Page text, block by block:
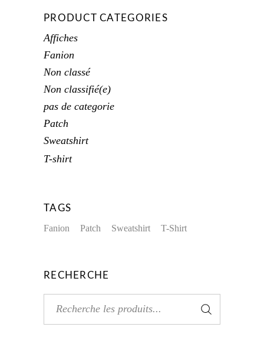
PRODUCT CATEGORIES
Affiches
Fanion
Non classé
Non classifié(e)
pas de categorie
Patch
Sweatshirt
T-shirt
TAGS
Fanion
Patch Sweatshirt T-Shirt
RECHERCHE